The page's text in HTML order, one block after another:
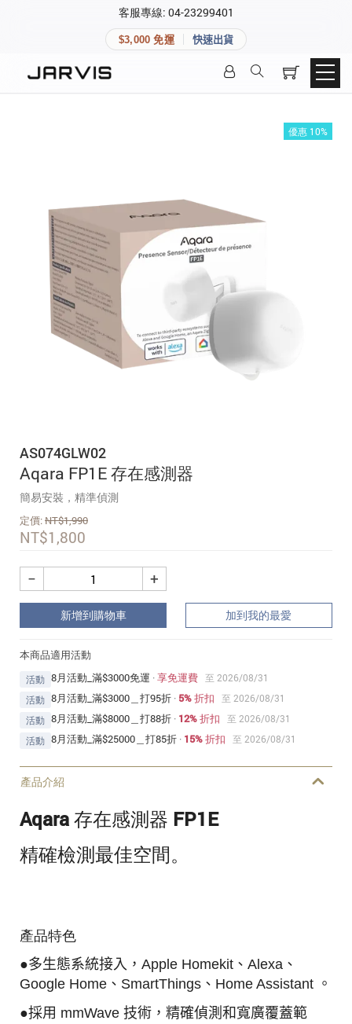
客服專線: 04-23299401
$3,000 免運 快速出貨
優惠 10%
AS074GLW02
Aqara FP1E 存在感測器
簡易安裝，精準偵測
定價:NT$1,990
NT$1,800
+
−
新增到購物車 加到我的最愛
本商品適用活動
活動 8月活動_滿$3000免運 ·享免運費
至 2026/08/31
活動 8月活動_滿$3000＿打95折 · 5% 折扣
至 2026/08/31
活動 8月活動_滿$8000＿打88折 · 12% 折扣
至 2026/08/31
活動 8月活動_滿$25000＿打85折 · 15% 折扣 至 2026/08/31
產品介紹
Aqara 存在感測器 FP1E
精確檢測最佳空間。
產品特色
●多生態系統接入，Apple Homekit、Alexa、
Google Home、SmartThings、Home Assistant 。
●採用 mmWave 技術，精確偵測和寬廣覆蓋範
快速連結
登入後可查看訂單、會員資料與收藏清單。
登入會員
建立新帳號
快速連結
追蹤我的訂單
加入 JARVIS VIP